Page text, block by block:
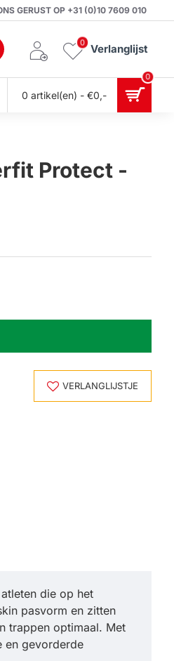
GERUST OP +31 (0)10 7609 010
Verlanglijst
0
0 artikel(en) - €0,-
0
Protect -
VERLANGLIJSTJE
die op het
pasvorm en zitten
trappen optimaal. Met
en gevorderde